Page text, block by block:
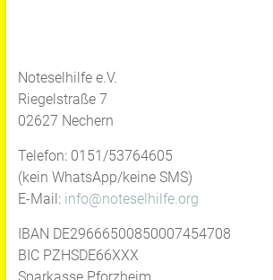
Noteselhilfe e.V.
Riegelstraße 7
02627 Nechern
Telefon: 0151/53764605
(kein WhatsApp/keine SMS)
E-Mail: info@noteselhilfe.org
IBAN DE29666500850007454708
BIC PZHSDE66XXX